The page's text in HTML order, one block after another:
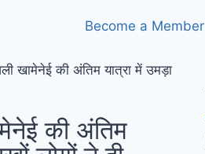
Become a Member
खामेनेई की अंतिम यात्रा में उमड़ा
की अंतिम